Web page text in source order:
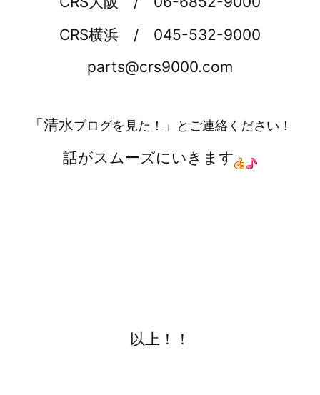
CRS横浜 / 045-532-9000
parts@crs9000.com
「清水ブログを見た！」とご連絡ください！
話がスムーズにいきます
以上！！